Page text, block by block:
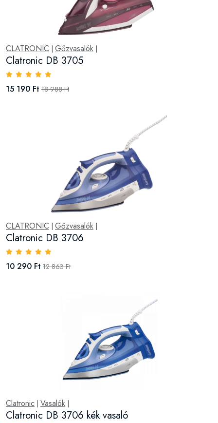
CLATRONIC Gőzvasalók
Clatronic DB 3705
15 190 Ft 18 988 Ft
CLATRONIC Gőzvasalók
Clatronic DB 3706
10 290 Ft 12 863 Ft
Clatronic Vasalók
Clatronic DB 3706 kék vasaló